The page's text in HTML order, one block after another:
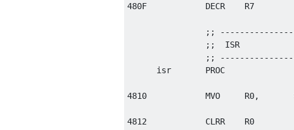
480F            DECR    R7
;;
;;  ISR
;;
      isr       PROC
4810            MVO     R0,
4812            CLRR    R0